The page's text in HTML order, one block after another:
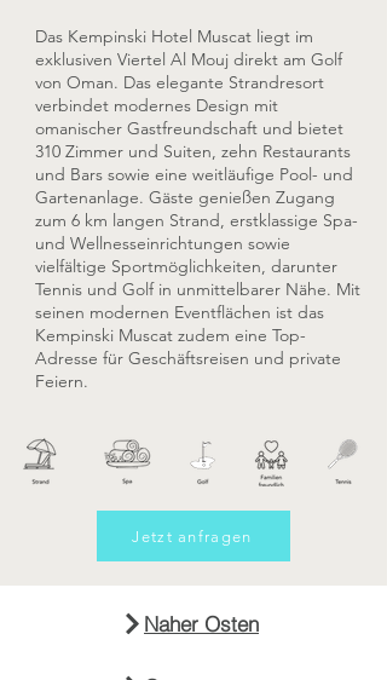
Das Kempinski Hotel Muscat liegt im
exklusiven Viertel Al Mouj direkt am Golf
von Oman. Das elegante Strandresort
verbindet modernes Design mit
omanischer Gastfreundschaft und bietet
310 Zimmer und Suiten, zehn Restaurants
und Bars sowie eine weitläufige Pool- und
Gartenanlage. Gäste genießen Zugang
zum 6 km langen Strand, erstklassige Spa-
und Wellnesseinrichtungen sowie
vielfältige Sportmöglichkeiten, darunter
Tennis und Golf in unmittelbarer Nähe. Mit
seinen modernen Eventflächen ist das
Kempinski Muscat zudem eine Top-
Adresse für Geschäftsreisen und private
Feiern.
Jetzt anfragen
Naher Osten